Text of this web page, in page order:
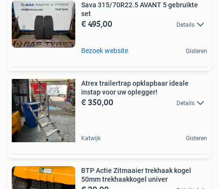
Sava 315/70R22.5 AVANT 5 gebruikte
set
€ 495,00 Details
Bezoek website Gisteren
Atrex trailertrap opklapbaar ideale
instap voor uw oplegger!
€ 350,00 Details
Katwijk Gisteren
BTP Actie Zitmaaier trekhaak kogel
50mm trekhaakkogel univer